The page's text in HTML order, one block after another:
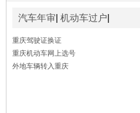
汽车年审 机动车过户
重庆驾驶证换证
重庆机动车网上选号
外地车辆转入重庆